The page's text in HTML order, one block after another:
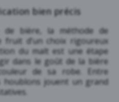
bien précis
bière, la méthode de
fruit d’un choix rigoureux
du malt est une étape
dans le goût de la bière
de sa robe. Entre
houblons jouent un grand